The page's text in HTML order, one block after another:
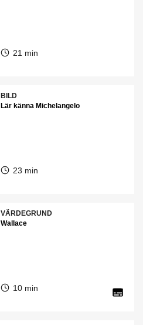
21 min
BILD
Lär känna Michelangelo
23 min
VÄRDEGRUND
Wallace
10 min